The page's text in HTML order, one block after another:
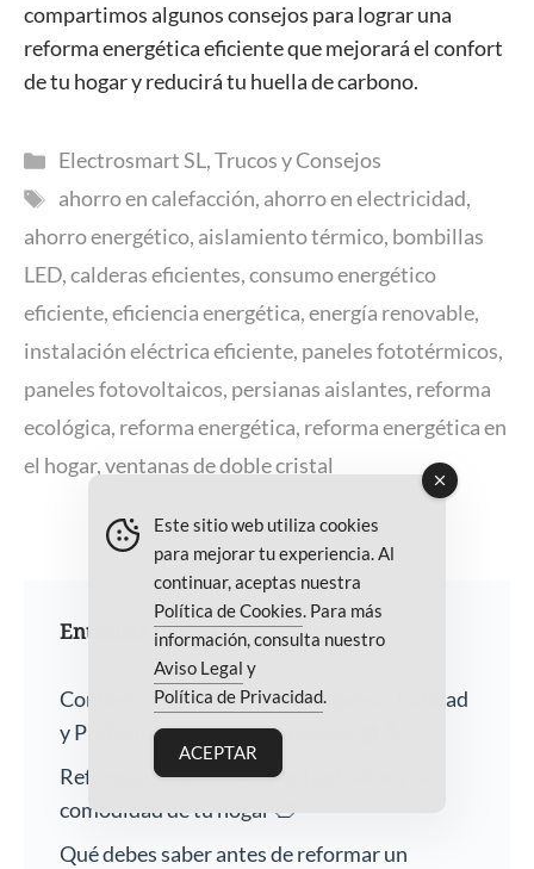
compartimos algunos consejos para lograr una
reforma energética eficiente que mejorará el confort
de tu hogar y reducirá tu huella de carbono.
Categorías
Electrosmart SL,Trucos y Consejos
Etiquetas
ahorro en calefacción, ahorro en electricidad,
ahorro energético, aislamiento térmico, bombillas
LED,calderas eficientes,consumo energético
eficiente,eficiencia energética,energía renovable,
instalación eléctrica eficiente, paneles fototérmicos,
paneles fotovoltaicos, persianas aislantes, reforma
ecológica, reforma energética, reforma energética en
el hogar,ventanas de doble cristal
Entradas recientes
Confíe su Hogar a Nuestra Empresa: Calidad
y Profesionalismo Garantizados 🏠🔨
Reforma de baños: Aumenta el valor y la
comodidad de tu hogar 🛁
Qué debes saber antes de reformar un
Este sitio web utiliza cookies
para mejorar tu experiencia. Al
continuar, aceptas nuestra
Política de Cookies . Para más
información, consulta nuestro
Aviso Legal y
Política de Privacidad
ACEPTAR